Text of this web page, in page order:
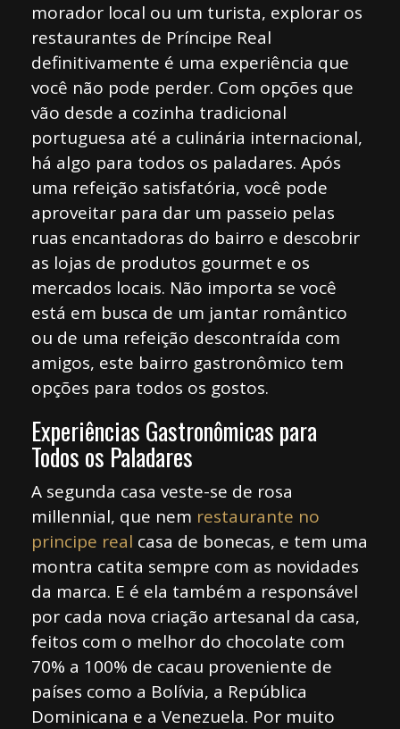
morador local ou um turista, explorar os
restaurantes de Príncipe Real
definitivamente é uma experiência que
você não pode perder. Com opções que
vão desde a cozinha tradicional
portuguesa até a culinária internacional,
há algo para todos os paladares. Após
uma refeição satisfatória, você pode
aproveitar para dar um passeio pelas
ruas encantadoras do bairro e descobrir
as lojas de produtos gourmet e os
mercados locais. Não importa se você
está em busca de um jantar romântico
ou de uma refeição descontraída com
amigos, este bairro gastronômico tem
opções para todos os gostos.
Experiências Gastronômicas para
Todos os Paladares
A segunda casa veste-se de rosa
millennial, que nem restaurante no
principe real casa de bonecas, e tem uma
montra catita sempre com as novidades
da marca. E é ela também a responsável
por cada nova criação artesanal da casa,
feitos com o melhor do chocolate com
70% a 100% de cacau proveniente de
países como a Bolívia, a República
Dominicana e a Venezuela. Por muito